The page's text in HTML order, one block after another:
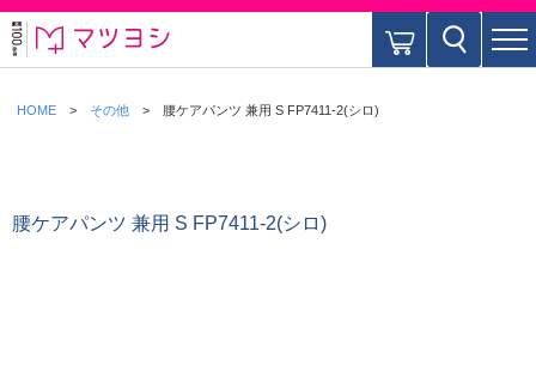
HOME その他 腰ケアパンツ 兼用 S FP7411-2(シロ)
腰ケアパンツ 兼用 S FP7411-2(シロ)